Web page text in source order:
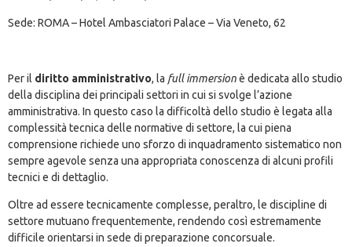
Sede: ROMA – Hotel Ambasciatori Palace – Via Veneto, 62
Per il diritto amministrativo, la full immersionè dedicata allo studio
della disciplina dei principali settori in cui si svolge l’azione
amministrativa. In questo caso la difficoltà dello studio è legata alla
complessità tecnica delle normative di settore, la cui piena
comprensione richiede uno sforzo di inquadramento sistematico non
sempre agevole senza una appropriata conoscenza di alcuni profili
tecnici e di dettaglio.
Oltre ad essere tecnicamente complesse, peraltro, le discipline di
settore mutuano frequentemente, rendendo così estremamente
difficile orientarsi in sede di preparazione concorsuale.